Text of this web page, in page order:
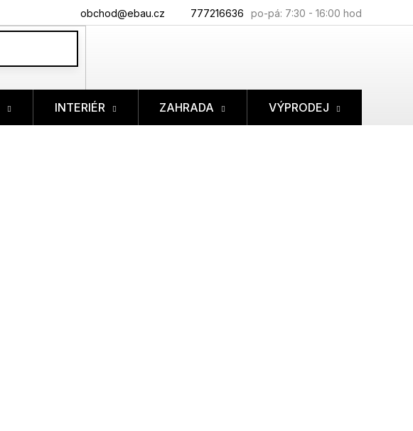
777216636
obchod@ebau.cz
INTERIÉR ZAHRADA VÝPRODEJ